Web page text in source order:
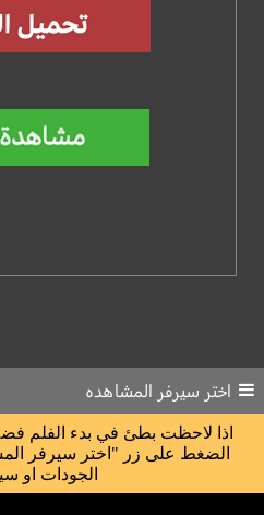
اختر سيرفر المشاهده
اذا لاحظت بطئ في بدء الفلم
الضغط على زر "اختر سيرفر
الجودات او